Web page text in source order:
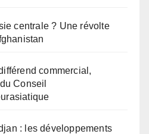
centrale ? Une révolte
commercial,
Conseil
: les développements